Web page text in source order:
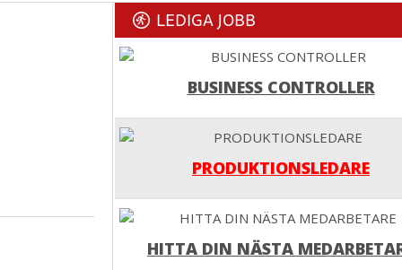
LEDIGA JOBB
BUSINESS CONTROLLER
PRODUKTIONSLEDARE
HITTA DIN NÄSTA